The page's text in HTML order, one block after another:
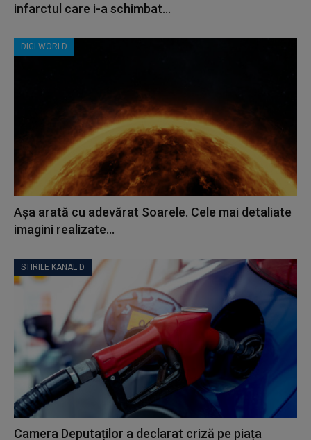
infarctul care i-a schimbat...
DIGI WORLD
Așa arată cu adevărat Soarele. Cele mai detaliate
imagini realizate...
STIRILE KANAL D
Camera Deputaților a declarat criză pe piața